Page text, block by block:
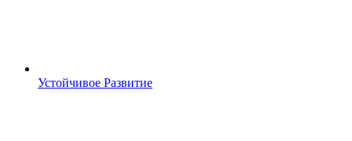
Устойчивое Развитие